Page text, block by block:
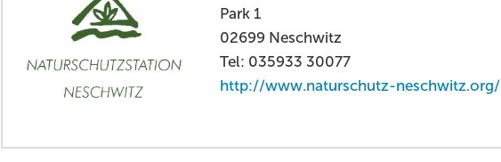
Park 1
02699 Neschwitz
Tel: 035933 30077
http://www.naturschutz-neschwitz.org/